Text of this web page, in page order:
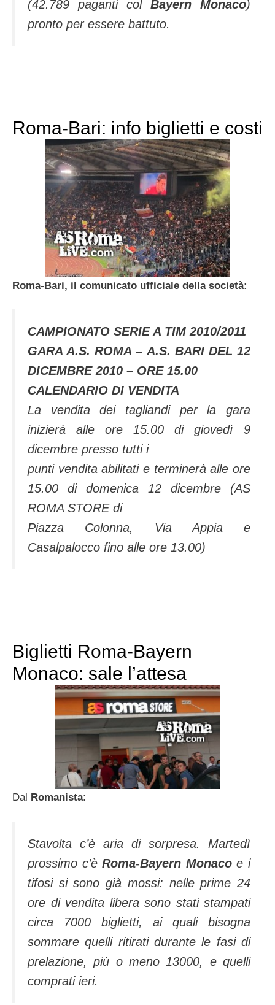
(42.789 paganti col Bayern Monaco)
pronto per essere battuto.
Roma-Bari: info biglietti e costi
Roma-Bari, il comunicato ufficiale della società:
CAMPIONATO SERIE A TIM 2010/2011
GARA A.S. ROMA – A.S. BARI DEL 12
DICEMBRE 2010 – ORE 15.00
CALENDARIO DI VENDITA
La vendita dei tagliandi per la gara
inizierà alle ore 15.00 di giovedì 9
dicembre presso tutti i
punti vendita abilitati e terminerà alle ore
15.00 di domenica 12 dicembre (AS
ROMA STORE di
Piazza Colonna, Via Appia e
Casalpalocco fino alle ore 13.00)
Biglietti Roma-Bayern
Monaco: sale l’attesa
Dal Romanista:
Stavolta c’è aria di sorpresa. Martedì
prossimo c’èRoma-Bayern Monacoe i
tifosi si sono già mossi: nelle prime 24
ore di vendita libera sono stati stampati
circa 7000 biglietti, ai quali bisogna
sommare quelli ritirati durante le fasi di
prelazione, più o meno 13000, e quelli
comprati ieri.